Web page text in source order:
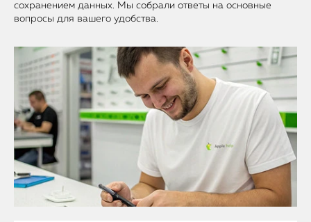
сохранением данных. Мы собрали ответы на основные
вопросы для вашего удобства.